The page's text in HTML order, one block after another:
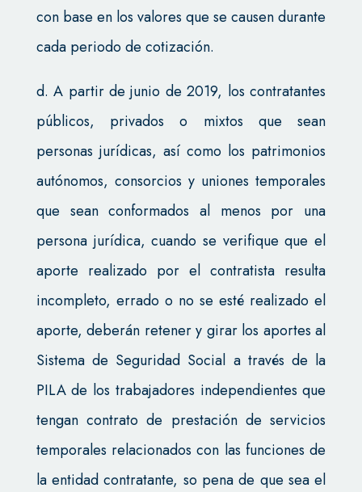
con base en los valores que se causen durante
cada periodo de cotización.
d. A partir de junio de 2019, los contratantes
públicos, privados o mixtos que sean
personas jurídicas, así como los patrimonios
autónomos, consorcios y uniones temporales
que sean conformados al menos por una
persona jurídica, cuando se verifique que el
aporte realizado por el contratista resulta
incompleto, errado o no se esté realizado el
aporte, deberán retener y girar los aportes al
Sistema de Seguridad Social a través de la
PILA de los trabajadores independientes que
tengan contrato de prestación de servicios
temporales relacionados con las funciones de
la entidad contratante, so pena de que sea el